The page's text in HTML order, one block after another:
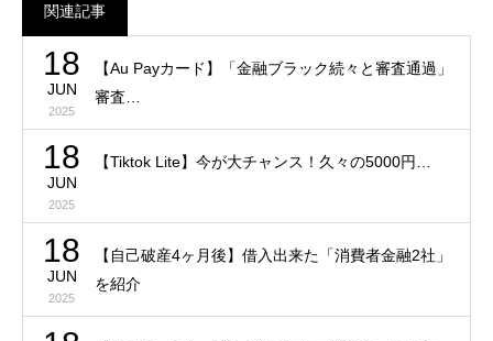
関連記事
18
JUN
2025
【Au Payカード】「金融ブラック続々と審査通過」
審査…
18
JUN
2025
【Tiktok Lite】今が大チャンス！久々の5000円…
18
JUN
2025
【自己破産4ヶ月後】借入出来た「消費者金融2社」
を紹介